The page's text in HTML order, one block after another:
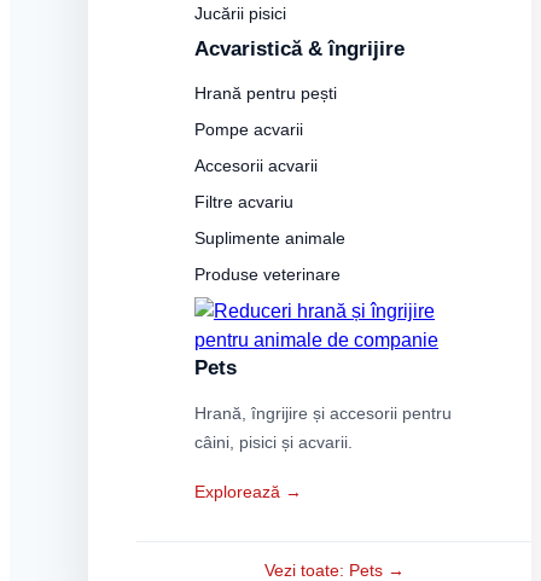
Jucării pisici
Acvaristică & îngrijire
Hrană pentru pești
Pompe acvarii
Accesorii acvarii
Filtre acvariu
Suplimente animale
Produse veterinare
Pets
Hrană, îngrijire și accesorii pentru
câini, pisici și acvarii.
Explorează →
Vezi toate: Pets →